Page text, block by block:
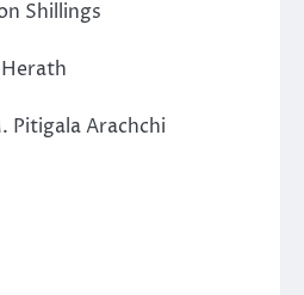
Shillings
Pitigala Arachchi